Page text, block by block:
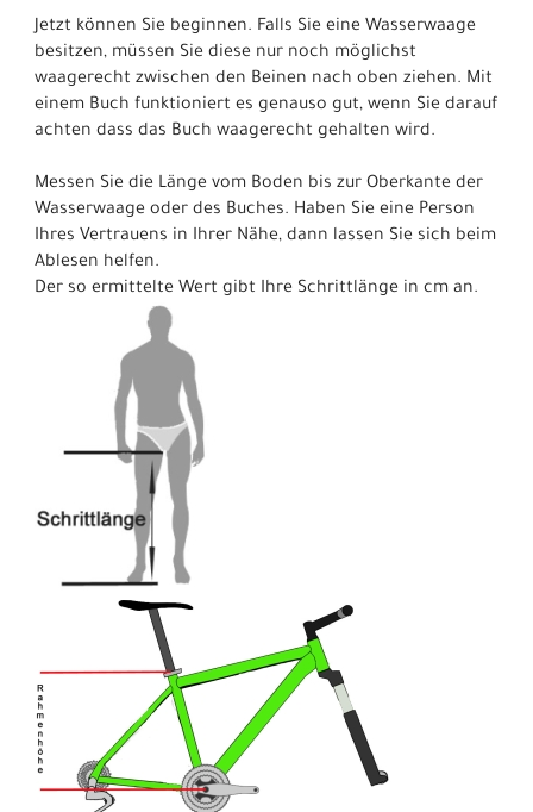
Jetzt können Sie beginnen. Falls Sie eine Wasserwaage
besitzen, müssen Sie diese nur noch möglichst
waagerecht zwischen den Beinen nach oben ziehen. Mit
einem Buch funktioniert es genauso gut, wenn Sie darauf
achten dass das Buch waagerecht gehalten wird.
Messen Sie die Länge vom Boden bis zur Oberkante der
Wasserwaage oder des Buches. Haben Sie eine Person
Ihres Vertrauens in Ihrer Nähe, dann lassen Sie sich beim
Ablesen helfen.
Der so ermittelte Wert gibt Ihre Schrittlänge in cm an.